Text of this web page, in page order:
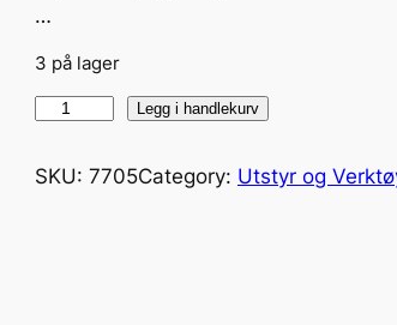
…
3 på lager
l
Legg i handlekurv
SKU: 7705Category: Utstyr og